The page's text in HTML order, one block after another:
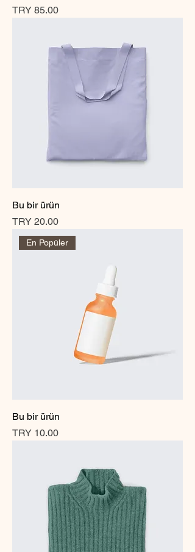
Price
TRY 85.00
Bu bir ürün
Price
TRY 20.00
En Popüler
Bu bir ürün
Price
TRY 10.00